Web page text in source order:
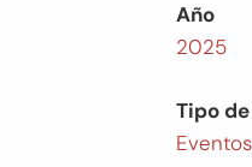
Año
2025
Tipo
Eventos